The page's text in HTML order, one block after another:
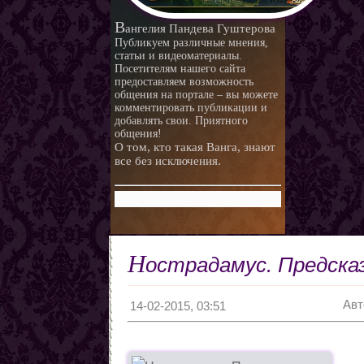
любви.
Любовная ворожба народов
мира
Магия и красота
Приворотные зелья
Как приготовить
Сексуальные напитки
Законы кармы
Знаки кармы
Молитвы
партнера
по знаку Зодиака.
Романтические приметы
Виды Гадания и правила
Хиромантия
О действии приворота
Любовные привороты
Вангелия Пандева Гуштерова
Публикуем различные мнения,
статьи и видеоматериалы.
Посетителям нашего сайта
предоставляем возможность
общения на портале – вы можете
комментировать публикации и
добавлять свои. Приятного
общения!
О том, кто такая Ванга, знают
все без исключения.
Нострадамус.
14-02-2015, 03:51